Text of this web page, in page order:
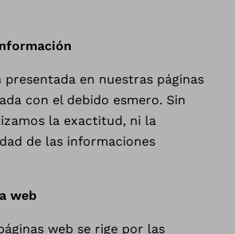
en nuestras páginas
con el debido esmero. Sin
la exactitud, ni la
de las informaciones
web
web se rige por las